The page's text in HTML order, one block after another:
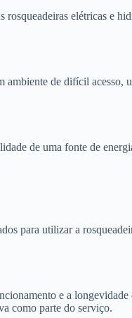
elétricas e
de difícil acesso,
de uma fonte de
para utilizar a
e a
como parte do serviço.